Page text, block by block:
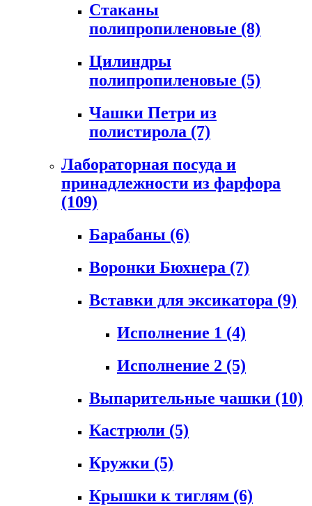
Стаканы
полипропиленовые (8)
Цилиндры
полипропиленовые (5)
Чашки Петри из
полистирола (7)
Лабораторная посуда и
принадлежности из фарфора
(109)
Барабаны (6)
Воронки Бюхнера (7)
Вставки для эксикатора (9)
Исполнение 1 (4)
Исполнение 2 (5)
Выпарительные чашки (10)
Кастрюли (5)
Кружки (5)
Крышки к тиглям (6)